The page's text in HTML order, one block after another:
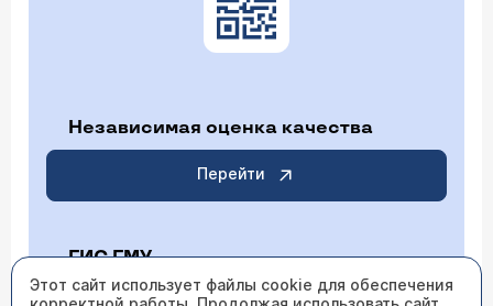
Независимая оценка качества
Перейти
ГИС ГМУ
Этот сайт использует файлы cookie для обеспечения